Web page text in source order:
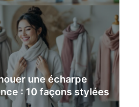
une écharpe
: 10 façons stylées